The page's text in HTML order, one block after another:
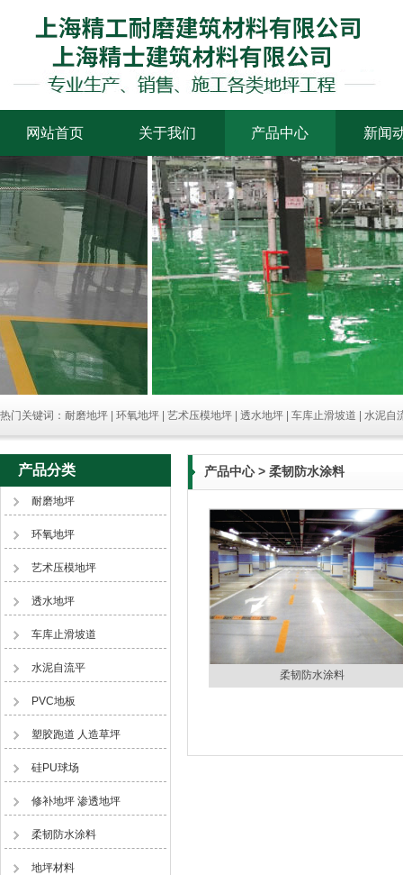
网站首页 关于我们 产品中心 新闻
热门关键词：耐磨地坪 | 环氧地坪 | 艺术压模地坪 | 透水地坪 | 车库止滑坡道 | 水泥自
产品分类
耐磨地坪
环氧地坪
艺术压模地坪
透水地坪
车库止滑坡道
水泥自流平
PVC地板
塑胶跑道 人造草坪
硅PU球场
修补地坪 渗透地坪
柔韧防水涂料
地坪材料
产品中心> 柔韧防水涂料
柔韧防水涂料